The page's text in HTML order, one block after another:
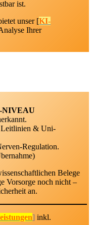
ist.
unser [KI-
Ihrer
NIVEAU
Leitlinien & Uni-
Regulation.
Belege
Vorsorge noch nicht –
an.
] inkl.